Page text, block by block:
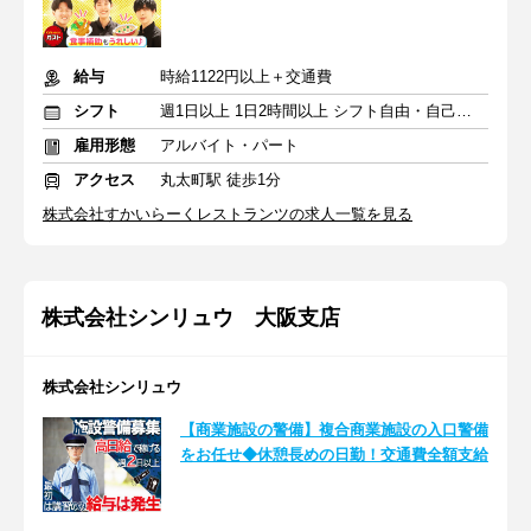
給与
時給1122円以上＋交通費
シフト
週1日以上 1日2時間以上 シフト自由・自己申告
雇用形態
アルバイト・パート
アクセス
丸太町駅 徒歩1分
株式会社すかいらーくレストランツの求人一覧を見る
株式会社シンリュウ 大阪支店
株式会社シンリュウ
【商業施設の警備】複合商業施設の入口警備
をお任せ◆休憩長めの日勤！交通費全額支給